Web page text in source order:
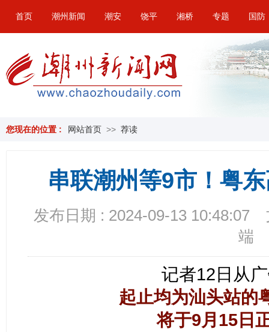
首页 潮州新闻 潮安 饶平 湘桥 专题 国防
您现在的位置 : 网站首页 >> 荐读
串联潮州等9市！粤
发布日期 : 2024-09-13 10:48:07
端
记者12日从
起止均为汕头站的
将于9月15日